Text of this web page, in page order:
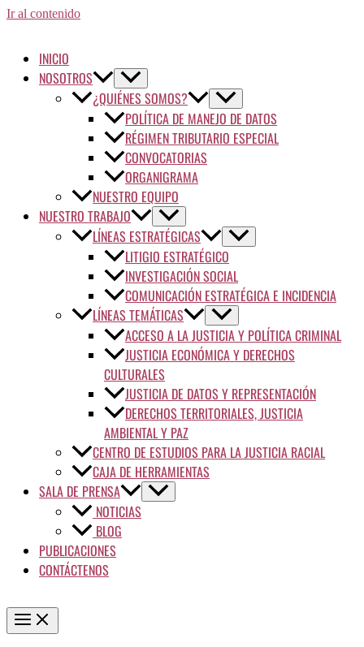
Ir al contenido
INICIO
NOSOTROS
¿QUIÉNES SOMOS?
POLÍTICA DE MANEJO DE DATOS
RÉGIMEN TRIBUTARIO ESPECIAL
CONVOCATORIAS
ORGANIGRAMA
NUESTRO EQUIPO
NUESTRO TRABAJO
LÍNEAS ESTRATÉGICAS
LITIGIO ESTRATÉGICO
INVESTIGACIÓN SOCIAL
COMUNICACIÓN ESTRATÉGICA E INCIDENCIA
LÍNEAS TEMÁTICAS
ACCESO A LA JUSTICIA Y POLÍTICA CRIMINAL
JUSTICIA ECONÓMICA Y DERECHOS
CULTURALES
JUSTICIA DE DATOS Y REPRESENTACIÓN
DERECHOS TERRITORIALES, JUSTICIA
AMBIENTAL Y PAZ
CENTRO DE ESTUDIOS PARA LA JUSTICIA RACIAL
CAJA DE HERRAMIENTAS
SALA DE PRENSA
NOTICIAS
BLOG
PUBLICACIONES
CONTÁCTENOS